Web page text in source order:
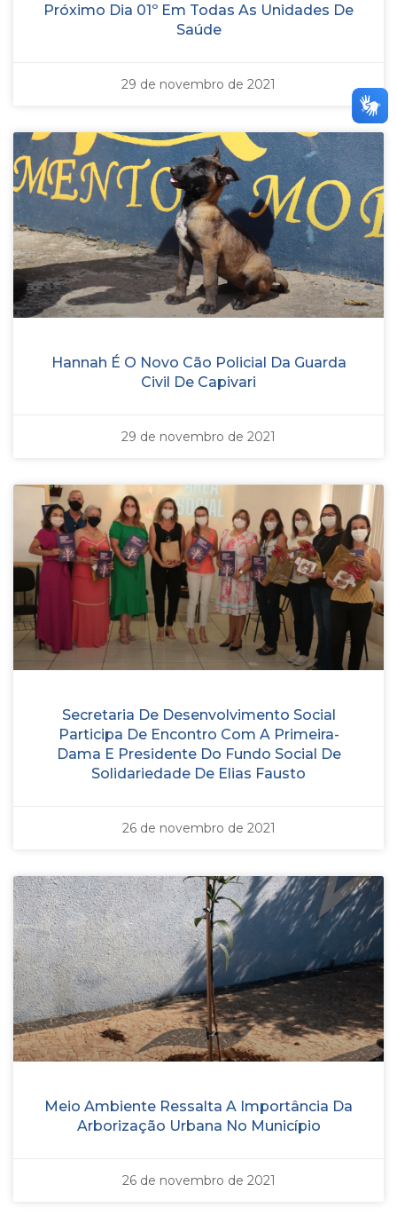
Próximo Dia 01º Em Todas As Unidades De
Saúde
29 de novembro de 2021
Hannah É O Novo Cão Policial Da Guarda
Civil De Capivari
29 de novembro de 2021
Secretaria De Desenvolvimento Social
Participa De Encontro Com A Primeira-
Dama E Presidente Do Fundo Social De
Solidariedade De Elias Fausto
26 de novembro de 2021
Meio Ambiente Ressalta A Importância Da
Arborização Urbana No Município
26 de novembro de 2021